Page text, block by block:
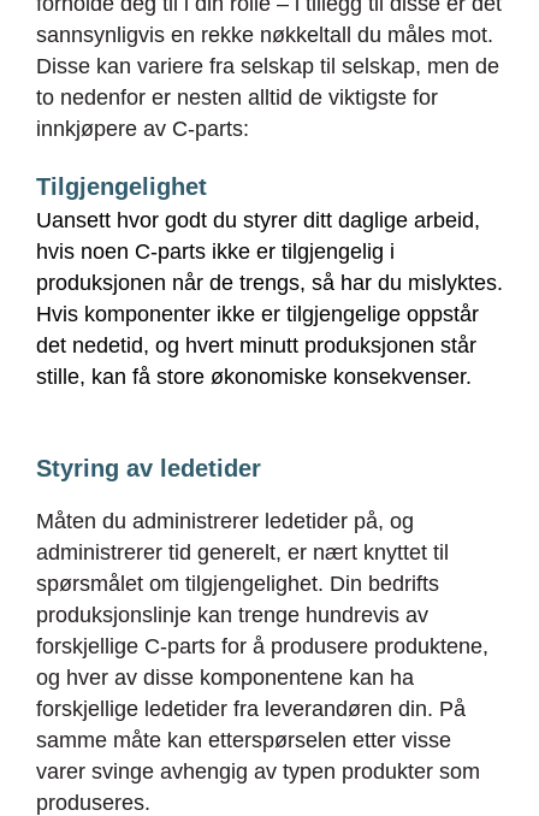
sannsynligvis en rekke nøkkeltall du måles mot.
Disse kan variere fra selskap til selskap, men de
to nedenfor er nesten alltid de viktigste for
innkjøpere av C-parts:
Tilgjengelighet
Uansett hvor godt du styrer ditt daglige arbeid,
hvis noen C-parts ikke er tilgjengelig i
produksjonen når de trengs, så har du mislyktes.
Hvis komponenter ikke er tilgjengelige oppstår
det nedetid, og hvert minutt produksjonen står
stille, kan få store økonomiske konsekvenser.
Styring av ledetider
Måten du administrerer ledetider på, og
administrerer tid generelt, er nært knyttet til
spørsmålet om tilgjengelighet. Din bedrifts
produksjonslinje kan trenge hundrevis av
forskjellige C-parts for å produsere produktene,
og hver av disse komponentene kan ha
forskjellige ledetider fra leverandøren din. På
samme måte kan etterspørselen etter visse
varer svinge avhengig av typen produkter som
produseres.